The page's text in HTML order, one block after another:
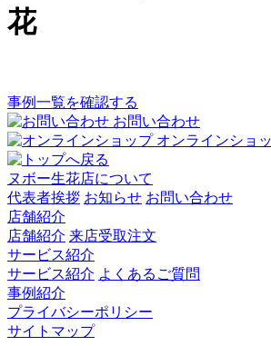
花
事例一覧を確認する
お問い合わせ
オンラインショ
ヌボー生花店について
代表者挨拶 お知らせ お問い合わせ
店舗紹介
店舗紹介 来店受取注文
サービス紹介
サービス紹介 よくあるご質問
事例紹介
プライバシーポリシー
サイトマップ